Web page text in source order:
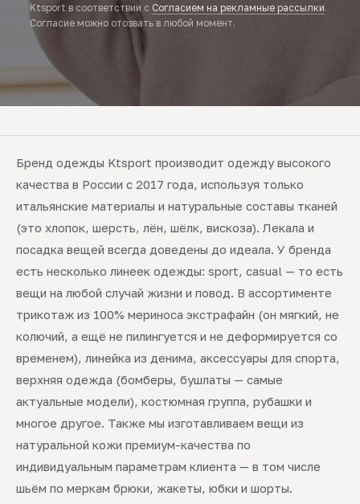
Ktsport в соответствии с Согласием на рекламные рассылки.
Согласие можно отозвать в любой момент.
Бренд одежды Ktsport производит одежду высокого
качества в России с 2017 года, используя только
итальянские материалы и натуральные составы тканей
(это хлопок, шерсть, лён, шёлк, вискоза). Лекала и
посадка вещей всегда доведены до идеала. У бренда
есть несколько линеек одежды: sport, casual — то есть
вещи на любой случай жизни и повод. В ассортименте
трикотаж из 100% мериноса экстрафайн (он мягкий, не
колючий, а ещё не пилингуется и не деформируется со
временем), линейка из денима, аксессуары для спорта,
верхняя одежда (бомберы, бушлаты — самые
актуальные модели), костюмная группа, рубашки и
многое другое. Также мы изготавливаем вещи из
натуральной кожи премиум-качества по
индивидуальным параметрам клиента — в том числе
шьём по меркам брюки, жакеты, юбки и шорты.